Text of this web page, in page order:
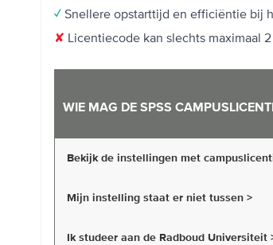
✓ Snellere opstarttijd en efficiëntie bij
✘ Licentiecode kan slechts maximaal
WIE MAG DE SPSS
Bekijk de instellingen met
Mijn instelling staat er niet tussen >
Ik studeer aan de Radboud Universiteit